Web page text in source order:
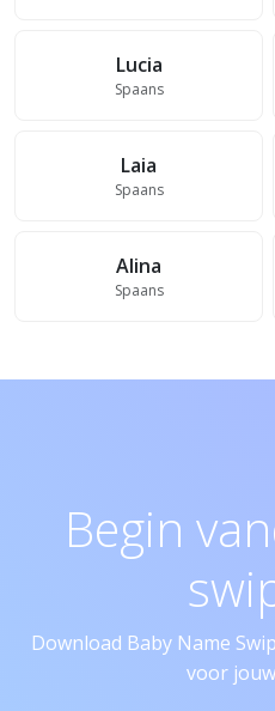
Lucia
Spaans
Laia
Spaans
Alina
Spaans
Begin
Download Baby Name
voor